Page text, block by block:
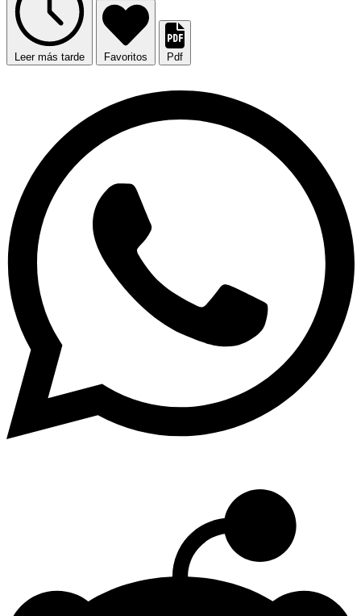
Leer más tarde Favoritos Pdf